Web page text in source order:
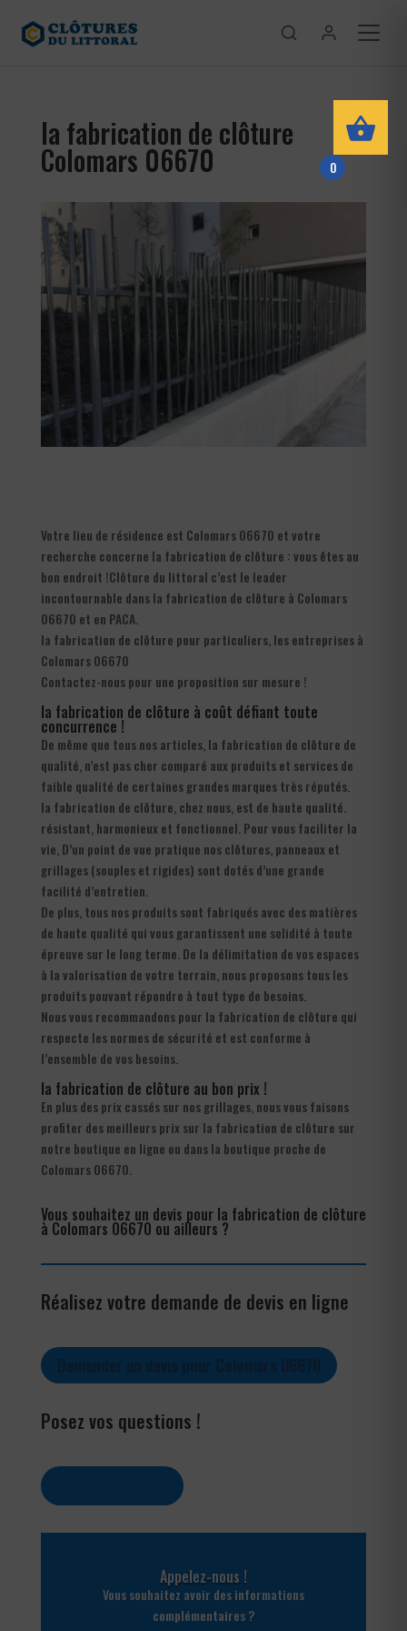
la fabrication de clôture
Colomars 06670
Votre lieu de résidence est Colomars 06670 et votre
recherche concerne la fabrication de clôture : vous êtes au
bon endroit !Clôture du littoral c’est le leader
incontournable dans la fabrication de clôture à Colomars
06670 et en PACA.
la fabrication de clôture pour particuliers, les entreprises à
Colomars 06670
Contactez-nous pour une proposition sur mesure !
la fabrication de clôture à coût défiant toute
concurrence !
De même que tous nos articles, la fabrication de clôture de
qualité, n’est pas cher comparé aux produits et services de
faible qualité de certaines grandes marques très réputés.
la fabrication de clôture, chez nous, est de haute qualité.
résistant, harmonieux et fonctionnel. Pour vous faciliter la
vie, D’un point de vue pratique nos clôtures, panneaux et
grillages (souples et rigides) sont dotés d’une grande
facilité d’entretien.
De plus, tous nos produits sont fabriqués avec des matières
de haute qualité qui vous garantissent une solidité à toute
épreuve sur le long terme. De la délimitation de vos espaces
à la valorisation de votre terrain, nous proposons tous les
produits pouvant répondre à tout type de besoins.
Nous vous recommandons pour la fabrication de clôture qui
respecte les normes de sécurité et est conforme à
l’ensemble de vos besoins.
la fabrication de clôture au bon prix !
En plus des prix cassés sur nos grillages, nous vous faisons
profiter des meilleurs prix sur la fabrication de clôture sur
notre boutique en ligne ou dans la boutique proche de
Colomars 06670.
Vous souhaitez un devis pour la fabrication de clôture
à Colomars 06670 ou ailleurs ?
Réalisez votre demande de devis en ligne
Posez vos questions !
Appelez-nous !
Vous souhaitez avoir des informations
complémentaires ?
0